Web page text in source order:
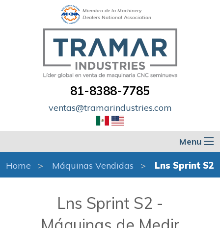
Miembro de la Machinery
Dealers National Association
81-8388-7785
ventas@tramarindustries.com
Menu
Home Máquinas Vendidas Lns Sprint S2
Lns Sprint S2 -